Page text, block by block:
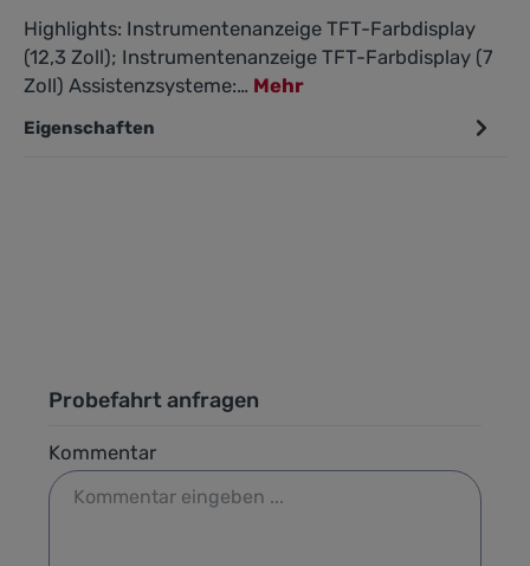
Highlights: Instrumentenanzeige TFT-Farbdisplay
(12,3 Zoll); Instrumentenanzeige TFT-Farbdisplay (7
Zoll) Assistenzsysteme:… Mehr
Eigenschaften
Probefahrt anfragen
Kommentar